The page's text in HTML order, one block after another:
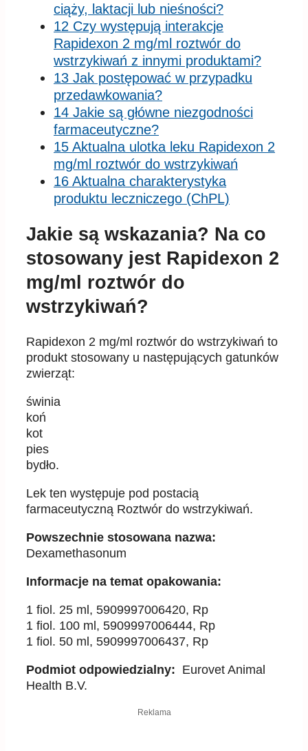
ciąży, laktacji lub nieśności?
12 Czy występują interakcje
Rapidexon 2 mg/ml roztwór do
wstrzykiwań z innymi produktami?
13 Jak postępować w przypadku
przedawkowania?
14 Jakie są główne niezgodności
farmaceutyczne?
15 Aktualna ulotka leku Rapidexon 2
mg/ml roztwór do wstrzykiwań
16 Aktualna charakterystyka
produktu leczniczego (ChPL)
Jakie są wskazania? Na co
stosowany jest Rapidexon 2
mg/ml roztwór do
wstrzykiwań?
Rapidexon 2 mg/ml roztwór do wstrzykiwań to
produkt stosowany u następujących gatunków
zwierząt:
świnia
koń
kot
pies
bydło.
Lek ten występuje pod postacią
farmaceutyczną Roztwór do wstrzykiwań.
Powszechnie stosowana nazwa:
Dexamethasonum
Informacje na temat opakowania:
1 fiol. 25 ml, 5909997006420, Rp
1 fiol. 100 ml, 5909997006444, Rp
1 fiol. 50 ml, 5909997006437, Rp
Podmiot odpowiedzialny: Eurovet Animal
Health B.V.
Reklama